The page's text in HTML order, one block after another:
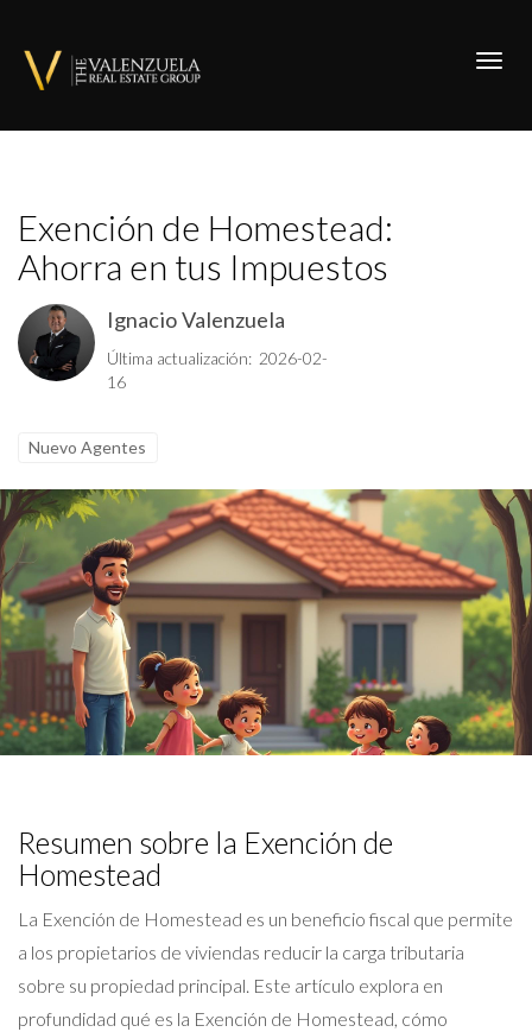
Exención de Homestead:
Ahorra en tus Impuestos
Ignacio Valenzuela
Última actualización: 2026-02-
16
Nuevo Agentes
Resumen sobre la Exención de
Homestead
La Exención de Homestead es un beneficio fiscal que permite
a los propietarios de viviendas reducir la carga tributaria
sobre su propiedad principal. Este artículo explora en
profundidad qué es la Exención de Homestead, cómo